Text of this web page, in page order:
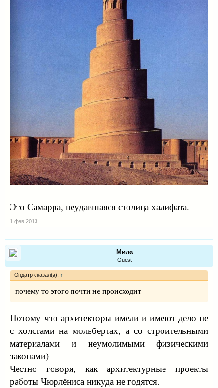
Это Самарра, неудавшаяся столица халифата.
1 фев 2013
Мила
Guest
Ондатр сказал(а): ↑
почему то этого почти не происходит
Потому что архитекторы имели и имеют дело не
с холстами на мольбертах, а со строительными
материалами и неумолимыми физическими
законами)
Честно говоря, как архитектурные проекты
работы Чюрлёниса никуда не годятся.